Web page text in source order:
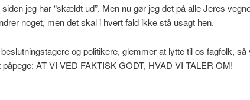
jeg har “skældt ud”. Men nu gør jeg det på alle Jeres
noget, men det skal i hvert fald ikke stå usagt hen.
og politikere, glemmer at lytte til os fagfolk, så
AT VI VED FAKTISK GODT, HVAD VI TALER OM!